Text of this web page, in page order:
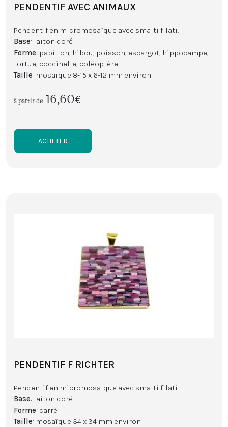
PENDENTIF AVEC ANIMAUX
Pendentif en micromosaïque avec smalti filati.
Base: laiton doré
Forme: papillon, hibou, poisson, escargot, hippocampe,
tortue, coccinelle, coléoptère
Taille: mosaïque 8-15 x 6-12 mm environ
à partir de 16,60€
ACHETER
PENDENTIF F RICHTER
Pendentif en micromosaïque avec smalti filati.
Base: laiton doré
Forme: carré
Taille: mosaïque 34 x 34 mm environ